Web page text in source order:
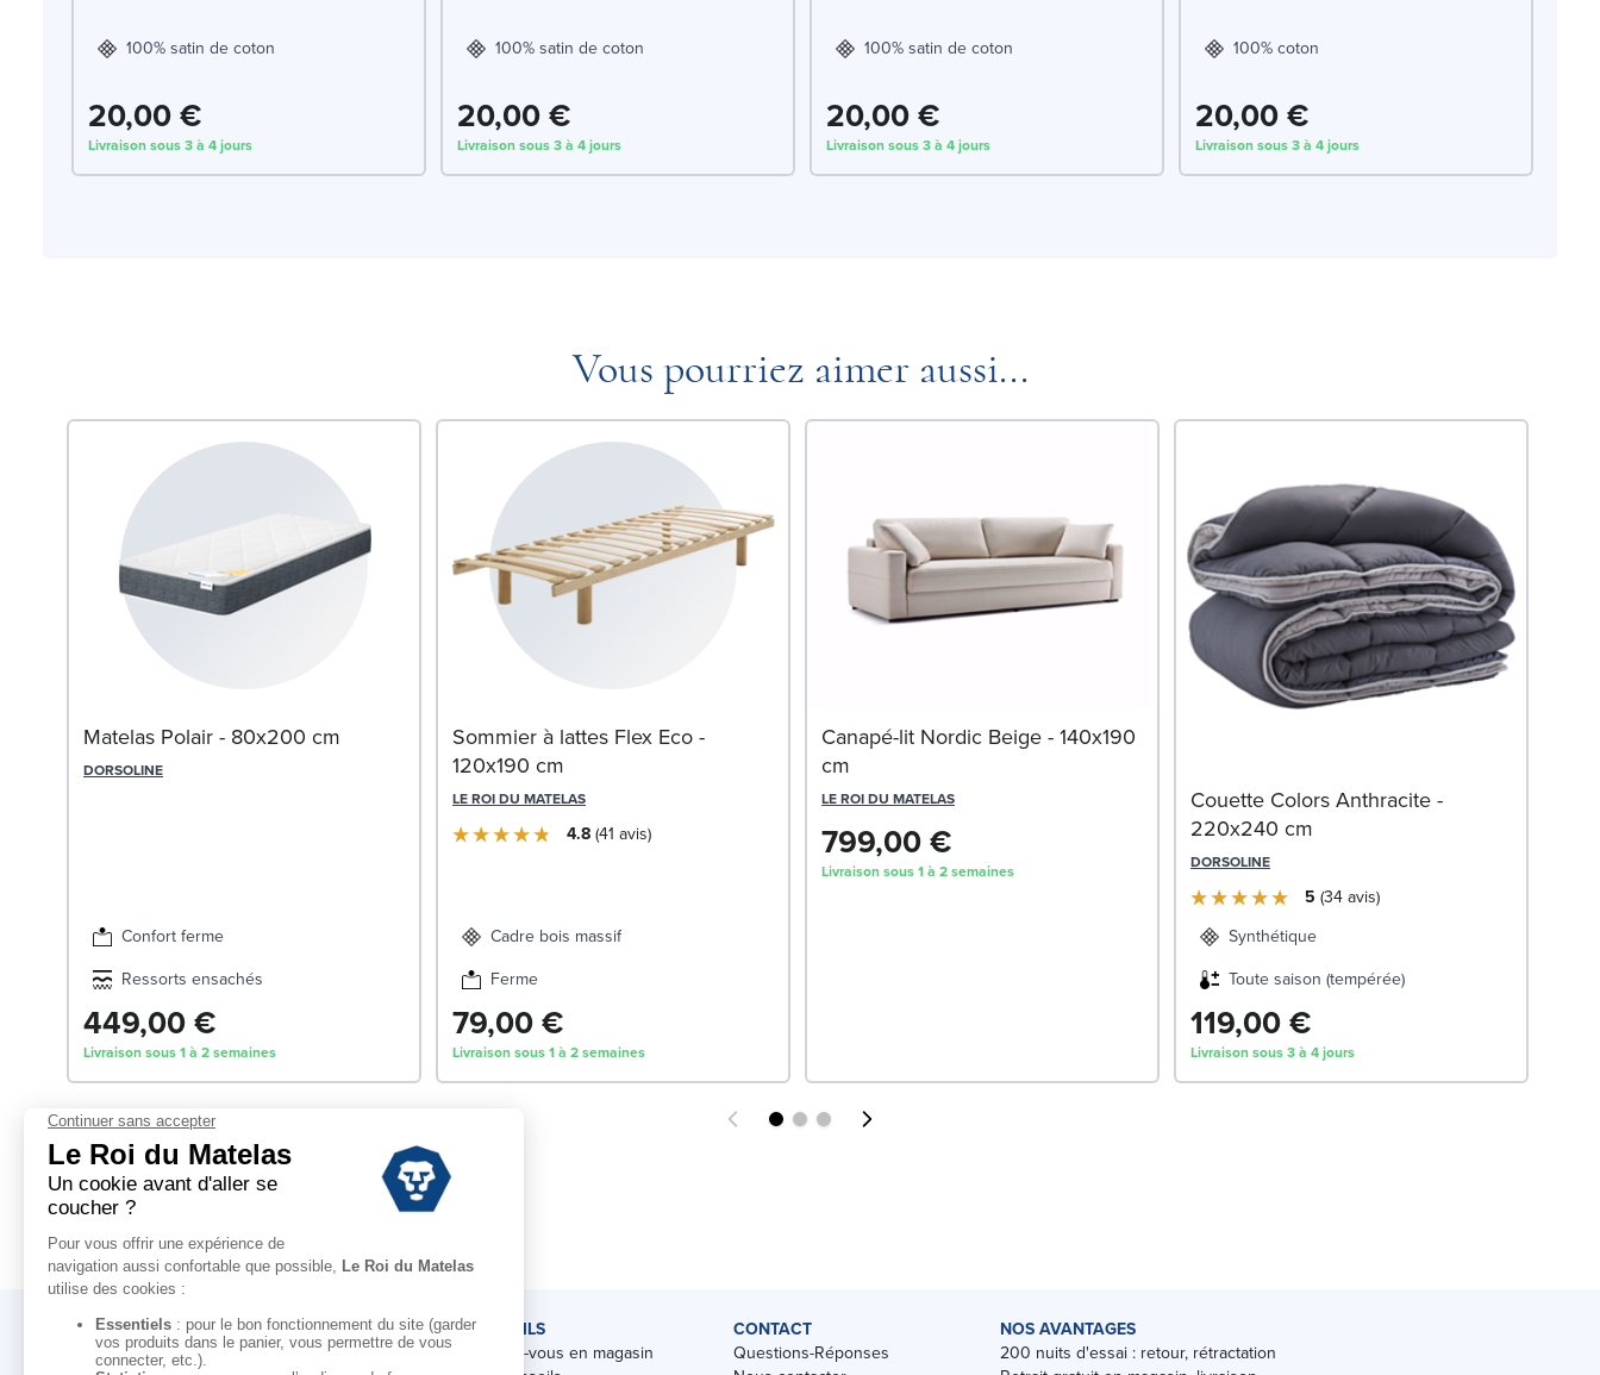
100% satin de coton
20,00 €
Livraison sous 3 à 4 jours
100% satin de coton
20,00 €
Livraison sous 3 à 4 jours
100% satin de coton
20,00 €
Livraison sous 3 à 4 jours
100% coton
20,00 €
Livraison sous 3 à 4 jours
Vous pourriez aimer aussi...
Matelas Polair - 80x200 cm
DORSOLINE
Confort ferme
Ressorts ensachés
449,00 €
Livraison sous 1 à 2 semaines
Sommier à lattes Flex Eco -
120x190 cm
LE ROI DU MATELAS
4.8 41 avis
Cadre bois massif
Ferme
79,00 €
Livraison sous 1 à 2 semaines
Canapé-lit Nordic Beige - 140x190
cm
LE ROI DU MATELAS
799,00 €
Livraison sous 1 à 2 semaines
Couette Colors Anthracite -
220x240 cm
DORSOLINE
5 34avis
Synthétique
Toute saison (tempérée)
119,00 €
Livraison sous 3 à 4 jours
LE ROI DU MATELAS
Notre histoire
CONSEILS
Rendez-vous en magasin
CONTACT
Questions-Réponses
NOS AVANTAGES
200 nuits d'essai : retour, rétractation